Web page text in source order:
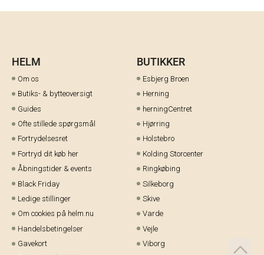
HELM
Om os
Butiks- & bytteoversigt
Guides
Ofte stillede spørgsmål
Fortrydelsesret
Fortryd dit køb her
Åbningstider & events
Black Friday
Ledige stillinger
Om cookies på helm.nu
Handelsbetingelser
Gavekort
BUTIKKER
Esbjerg Broen
Herning
herningCentret
Hjørring
Holstebro
Kolding Storcenter
Ringkøbing
Silkeborg
Skive
Varde
Vejle
Viborg